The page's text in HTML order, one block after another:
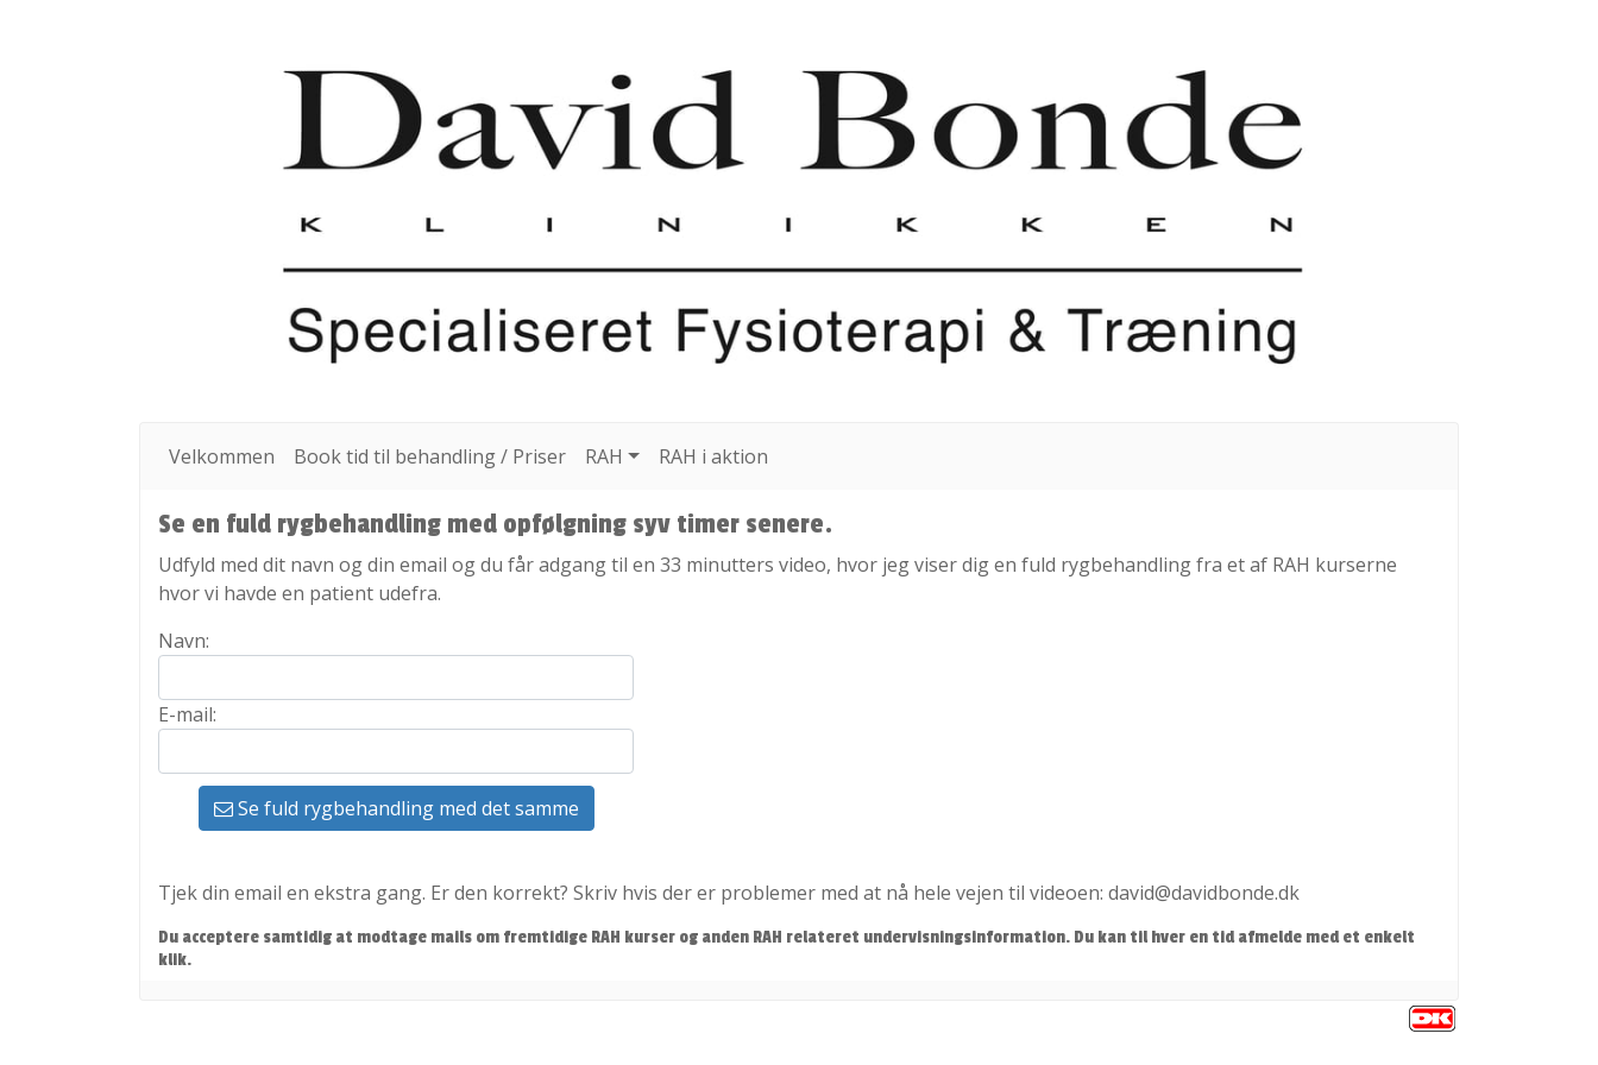
Velkommen Book tid til behandling / Priser RAH RAH i aktion
Se en fuld rygbehandling med opfølgning syv timer senere.
Udfyld med dit navn og din email og du får adgang til en 33 minutters video, hvor jeg viser dig en fuld rygbehandling fra et af RAH kurserne
hvor vi havde en patient udefra.
Navn:
E-mail:
Se fuld rygbehandling med det samme
Tjek din email en ekstra gang. Er den korrekt? Skriv hvis der er problemer med at nå hele vejen til videoen: david@davidbonde.dk
Du acceptere samtidig at modtage mails om fremtidige RAH kurser og anden RAH relateret undervisningsinformation. Du kan til hver en tid afmelde med et enkelt
klik.